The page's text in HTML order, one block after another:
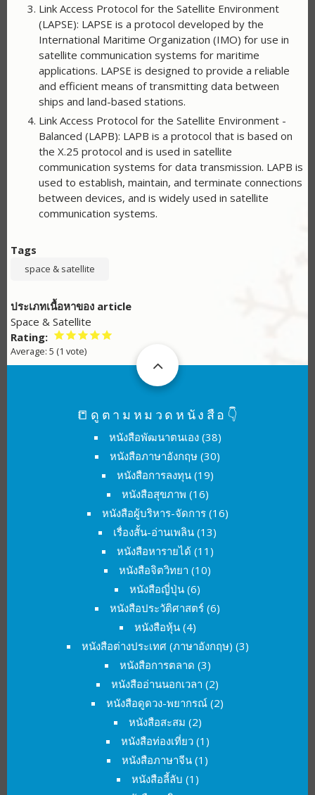
Link Access Protocol for the Satellite Environment
(LAPSE): LAPSE is a protocol developed by the
International Maritime Organization (IMO) for use in
satellite communication systems for maritime
applications. LAPSE is designed to provide a reliable
and efficient means of transmitting data between
ships and land-based stations.
Link Access Protocol for the Satellite Environment -
Balanced (LAPB): LAPB is a protocol that is based on
the X.25 protocol and is used in satellite
communication systems for data transmission. LAPB is
used to establish, maintain, and terminate connections
between devices, and is widely used in satellite
communication systems.
Tags
space & satellite
ประเภทเนื้อหาของ article
Space & Satellite
Rating
Average: 5 (1 vote)
📒ดูตามหมวดหนังสือ👇
หนังสือพัฒนาตนเอง(38)
หนังสือภาษาอังกฤษ (30)
หนังสือการลงทุน(19)
หนังสือสุขภาพ (16)
หนังสือผู้บริหาร-จัดการ(16)
เรื่องสั้น-อ่านเพลิน (13)
หนังสือหารายได้(11)
หนังสือจิตวิทยา (10)
หนังสือญี่ปุ่น (6)
หนังสือประวัติศาสตร์ (6)
หนังสือหุ้น(4)
หนังสือต่างประเทศ (ภาษาอังกฤษ) (3)
หนังสือการตลาด (3)
หนังสืออ่านนอกเวลา (2)
หนังสือดูดวง-พยากรณ์ (2)
หนังสือสะสม (2)
หนังสือท่องเที่ยว(1)
หนังสือภาษาจีน (1)
หนังสือลี้ลับ (1)